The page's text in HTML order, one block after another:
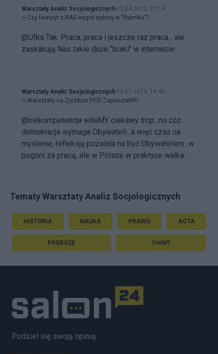
Warsztaty Analiz Socjologicznych 19.04.2013, 21:18
w Czy faworyt z RAŚ wygra wybory w "Rybniku"?
@Ufka Tak. Praca, praca i jeszcze raz praca....ale
zaskakują Nas takie duże "braki" w internecie.
Warsztaty Analiz Socjologicznych 15.01.2013, 19:49
w Warsztaty na Zjeździe PTS! ZapraszaMY!
@niekompetencja witaMY ciekawy trop...no cóż
demokracja wymaga Obywateli...a więc czas na
myślenie, refleksję pozwala na być Obywatelem...w
pogoni za pracą, ale w Polsce w praktyce walka...
Tematy Warsztaty Analiz Socjologicznych
HISTORIA NAUKA PRAWO ACTA
PODRÓŻE CHINY
Podziel się swoją opinią